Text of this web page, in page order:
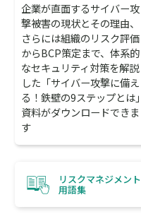
企業が直面するサイバー攻
撃被害の現状とその理由、
さらには組織のリスク評価
からBCP策定まで、体系的
なセキュリティ対策を解説
した「サイバー攻撃に備え
る！鉄壁の9ステップとは」
資料がダウンロードできま
す
リスクマネジメント
用語集